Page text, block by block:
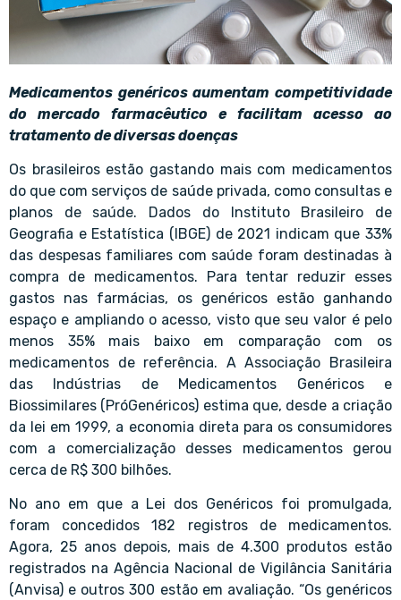
Medicamentos genéricos aumentam competitividade
do mercado farmacêutico e facilitam acesso ao
tratamento de diversas doenças
Os brasileiros estão gastando mais com medicamentos
do que com serviços de saúde privada, como consultas e
planos de saúde. Dados do Instituto Brasileiro de
Geografia e Estatística (IBGE) de 2021 indicam que 33%
das despesas familiares com saúde foram destinadas à
compra de medicamentos. Para tentar reduzir esses
gastos nas farmácias, os genéricos estão ganhando
espaço e ampliando o acesso, visto que seu valor é pelo
menos 35% mais baixo em comparação com os
medicamentos de referência. A Associação Brasileira
das Indústrias de Medicamentos Genéricos e
Biossimilares (PróGenéricos) estima que, desde a criação
da lei em 1999, a economia direta para os consumidores
com a comercialização desses medicamentos gerou
cerca de R$ 300 bilhões.
No ano em que a Lei dos Genéricos foi promulgada,
foram concedidos 182 registros de medicamentos.
Agora, 25 anos depois, mais de 4.300 produtos estão
registrados na Agência Nacional de Vigilância Sanitária
(Anvisa) e outros 300 estão em avaliação. “Os genéricos